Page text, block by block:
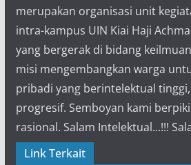
merupakan organisasi unit
intra-kampus UIN Kiai Haji
yang bergerak di bidang
misi mengembangkan warga
pribadi yang berintelektual
progresif. Semboyan kami
rasional. Salam Intelektual...!!!
Link Terkait